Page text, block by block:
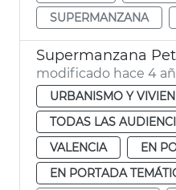
SUPERMANZANA
Supermanzana
modificado hace 4
URBANISMO Y
TODAS LAS
VALENCIA
EN
EN PORTADA